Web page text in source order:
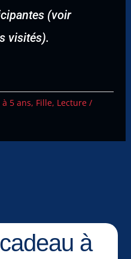
(voir
visités).
à 5 ans, Fille, Lecture
à